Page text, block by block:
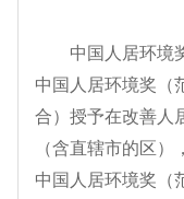
中国人居环境
中国人居环境奖（
合）授予在改善人
（含直辖市的区）
中国人居环境奖（